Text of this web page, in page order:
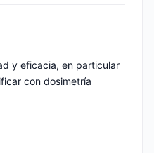
y eficacia, en particular
con dosimetría